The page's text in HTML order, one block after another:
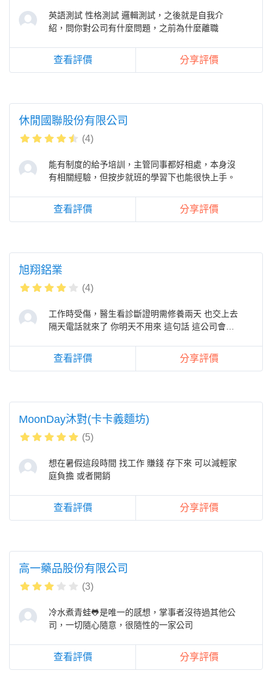
英語測試 性格測試 邏輯測試，之後就是自我介
紹，問你對公司有什麼問題，之前為什麼離職
查看評價 分享評價
休閒國聯股份有限公司
(4)
能有制度的給予培訓，主管同事都好相處，本身沒
有相關經驗，但按步就班的學習下也能很快上手。
查看評價 分享評價
旭翔鋁業
(4)
工作時受傷，醫生看診斷證明需修養兩天 也交上去
隔天電話就來了 你明天不用來 這句話 這公司會好
查看評價 分享評價
MoonDay沐對(卡卡義麵坊)
(5)
想在暑假這段時間 找工作 賺錢 存下來 可以減輕家
庭負擔 或者開銷
查看評價 分享評價
高一藥品股份有限公司
(3)
冷水煮青蛙🐸是唯一的感想，掌事者沒待過其他公
司，一切隨心隨意，很隨性的一家公司
查看評價 分享評價